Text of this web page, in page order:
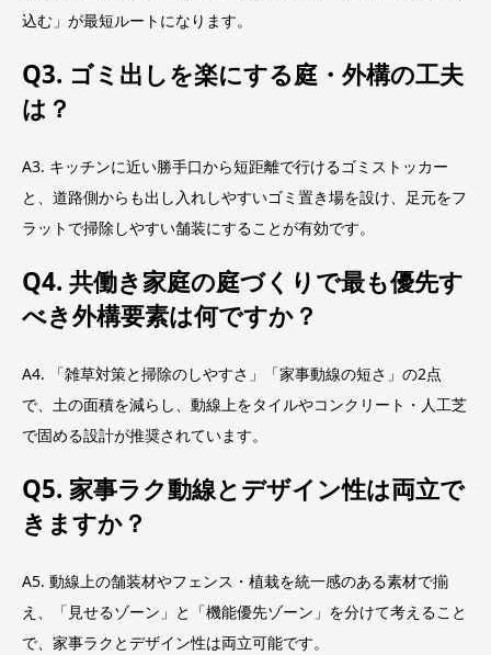
込む」が最短ルートになります。
Q3. ゴミ出しを楽にする庭・外構の工夫
は？
A3. キッチンに近い勝手口から短距離で行けるゴミストッカー
と、道路側からも出し入れしやすいゴミ置き場を設け、足元をフ
ラットで掃除しやすい舗装にすることが有効です。
Q4. 共働き家庭の庭づくりで最も優先す
べき外構要素は何ですか？
A4. 「雑草対策と掃除のしやすさ」「家事動線の短さ」の2点
で、土の面積を減らし、動線上をタイルやコンクリート・人工芝
で固める設計が推奨されています。
Q5. 家事ラク動線とデザイン性は両立で
きますか？
A5. 動線上の舗装材やフェンス・植栽を統一感のある素材で揃
え、「見せるゾーン」と「機能優先ゾーン」を分けて考えること
で、家事ラクとデザイン性は両立可能です。